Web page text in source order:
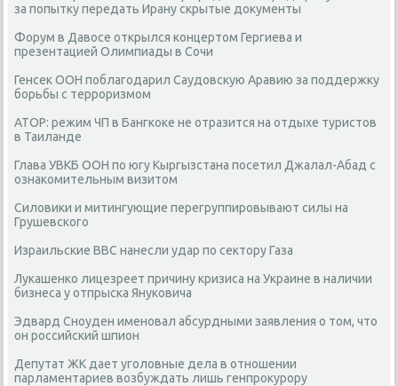
за попытку передать Ирану скрытые документы
Форум в Давосе открылся концертом Гергиева и
презентацией Олимпиады в Сочи
Генсек ООН поблагодарил Саудовскую Аравию за поддержку
борьбы с терроризмом
АТОР: режим ЧП в Бангкоке не отразится на отдыхе туристов
в Таиланде
Глава УВКБ ООН по югу Кыргызстана посетил Джалал-Абад с
ознакомительным визитом
Силовики и митингующие перегруппировывают силы на
Грушевского
Израильские ВВС нанесли удар по сектору Газа
Лукашенко лицезреет причину кризиса на Украине в наличии
бизнеса у отпрыска Януковича
Эдвард Сноуден именовал абсурдными заявления о том, что
он российский шпион
Депутат ЖК дает уголовные дела в отношении
парламентариев возбуждать лишь генпрокурору